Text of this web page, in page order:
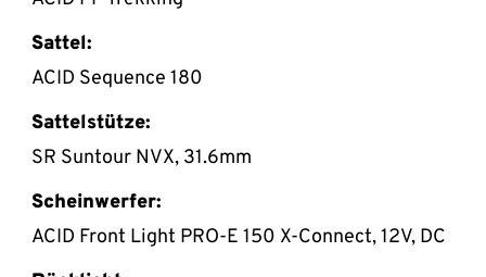
Sattel:
ACID Sequence 180
Sattelstütze:
SR Suntour NVX, 31.6mm
Scheinwerfer:
ACID Front Light PRO-E 150 X-Connect, 12V, DC